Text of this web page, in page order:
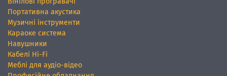
Портативна акустика
Музичні інструменти
Караоке система
Навушники
Кабелі Hi-Fi
Меблі для аудіо-відео